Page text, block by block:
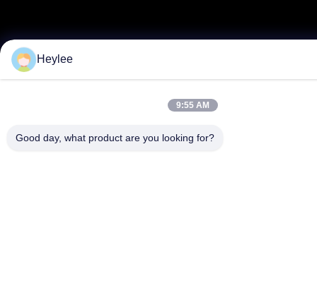
Heylee
9:55 AM
Good day, what product are you looking for?